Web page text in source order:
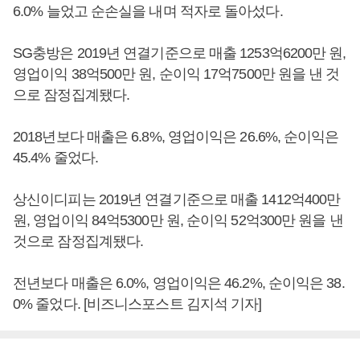
6.0% 늘었고 순손실을 내며 적자로 돌아섰다.
SG충방은 2019년 연결기준으로 매출 1253억6200만 원,
영업이익 38억500만 원, 순이익 17억7500만 원을 낸 것
으로 잠정집계됐다.
2018년보다 매출은 6.8%, 영업이익은 26.6%, 순이익은
45.4% 줄었다.
상신이디피는 2019년 연결기준으로 매출 1412억400만
원, 영업이익 84억5300만 원, 순이익 52억300만 원을 낸
것으로 잠정집계됐다.
전년보다 매출은 6.0%, 영업이익은 46.2%, 순이익은 38.
0% 줄었다. [비즈니스포스트 김지석 기자]